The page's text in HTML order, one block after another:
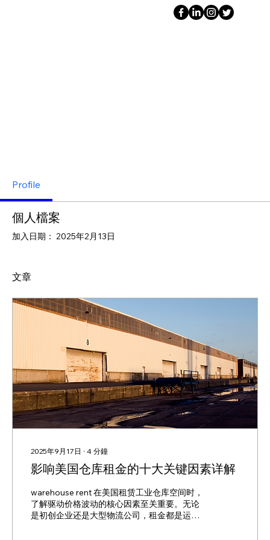
Profile
個人檔案
加入日期： 2025年2月13日
文章
2025年9月17日 ∙ 4 分鐘
影响美国仓库租金的十大关键因素详解
warehouse rent 在美国租赁工业仓库空间时，
了解驱动价格波动的核心因素至关重要。无论
是初创企业还是大型物流公司，租金都是运营